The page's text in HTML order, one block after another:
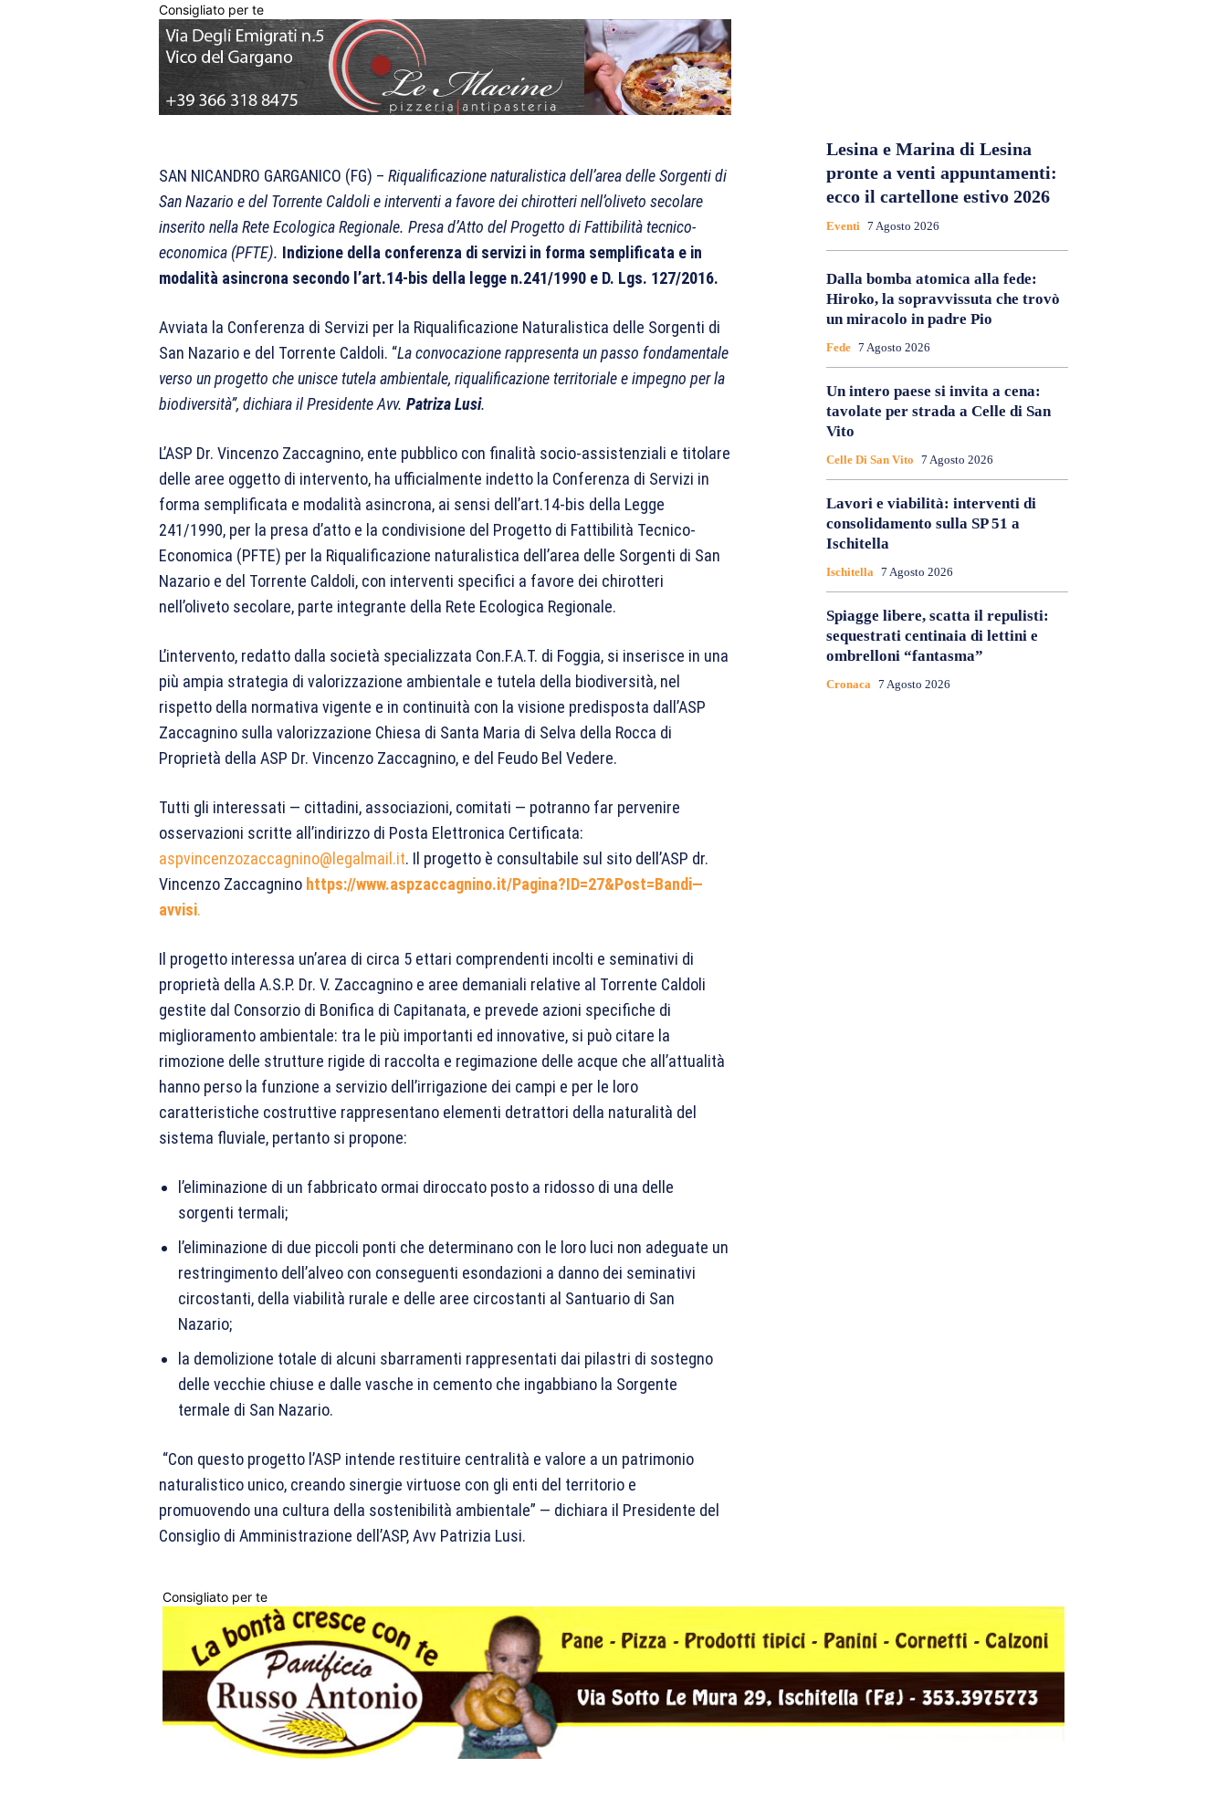
Consigliato per te
SAN NICANDRO GARGANICO (FG) – Riqualificazione naturalistica dell’area delle Sorgenti di
San Nazario e del Torrente Caldoli e interventi a favore dei chirotteri nell’oliveto secolare
inserito nella Rete Ecologica Regionale. Presa d’Atto del Progetto di Fattibilità tecnico-
economica (PFTE). Indizione della conferenza di servizi in forma semplificata e in
modalità asincrona secondo l’art.14-bis della legge n.241/1990 e D. Lgs. 127/2016.
Avviata la Conferenza di Servizi per la Riqualificazione Naturalistica delle Sorgenti di
San Nazario e del Torrente Caldoli. “La convocazione rappresenta un passo fondamentale
verso un progetto che unisce tutela ambientale, riqualificazione territoriale e impegno per la
biodiversità”, dichiara il Presidente Avv. Patriza Lusi.
L’ASP Dr. Vincenzo Zaccagnino, ente pubblico con finalità socio-assistenziali e titolare
delle aree oggetto di intervento, ha ufficialmente indetto la Conferenza di Servizi in
forma semplificata e modalità asincrona, ai sensi dell’art.14-bis della Legge
241/1990, per la presa d’atto e la condivisione del Progetto di Fattibilità Tecnico-
Economica (PFTE) per la Riqualificazione naturalistica dell’area delle Sorgenti di San
Nazario e del Torrente Caldoli, con interventi specifici a favore dei chirotteri
nell’oliveto secolare, parte integrante della Rete Ecologica Regionale.
L’intervento, redatto dalla società specializzata Con.F.A.T. di Foggia, si inserisce in una
più ampia strategia di valorizzazione ambientale e tutela della biodiversità, nel
rispetto della normativa vigente e in continuità con la visione predisposta dall’ASP
Zaccagnino sulla valorizzazione Chiesa di Santa Maria di Selva della Rocca di
Proprietà della ASP Dr. Vincenzo Zaccagnino, e del Feudo Bel Vedere.
Tutti gli interessati — cittadini, associazioni, comitati — potranno far pervenire
osservazioni scritte all’indirizzo di Posta Elettronica Certificata:
aspvincenzozaccagnino@legalmail.it. Il progetto è consultabile sul sito dell’ASP dr.
Vincenzo Zaccagnino https://www.aspzaccagnino.it/Pagina?ID=27&Post=Bandi—
avvisi.
Il progetto interessa un’area di circa 5 ettari comprendenti incolti e seminativi di
proprietà della A.S.P. Dr. V. Zaccagnino e aree demaniali relative al Torrente Caldoli
gestite dal Consorzio di Bonifica di Capitanata, e prevede azioni specifiche di
miglioramento ambientale: tra le più importanti ed innovative, si può citare la
rimozione delle strutture rigide di raccolta e regimazione delle acque che all’attualità
hanno perso la funzione a servizio dell’irrigazione dei campi e per le loro
caratteristiche costruttive rappresentano elementi detrattori della naturalità del
sistema fluviale, pertanto si propone:
l’eliminazione di un fabbricato ormai diroccato posto a ridosso di una delle
sorgenti termali;
l’eliminazione di due piccoli ponti che determinano con le loro luci non adeguate un
restringimento dell’alveo con conseguenti esondazioni a danno dei seminativi
circostanti, della viabilità rurale e delle aree circostanti al Santuario di San
Nazario;
la demolizione totale di alcuni sbarramenti rappresentati dai pilastri di sostegno
delle vecchie chiuse e dalle vasche in cemento che ingabbiano la Sorgente
termale di San Nazario.
“Con questo progetto l’ASP intende restituire centralità e valore a un patrimonio
naturalistico unico, creando sinergie virtuose con gli enti del territorio e
promuovendo una cultura della sostenibilità ambientale” — dichiara il Presidente del
Consiglio di Amministrazione dell’ASP, Avv Patrizia Lusi.
Lesina e Marina di Lesina
pronte a venti appuntamenti:
ecco il cartellone estivo 2026
Eventi 7 Agosto 2026
Dalla bomba atomica alla fede:
Hiroko, la sopravvissuta che trovò
un miracolo in padre Pio
Fede 7 Agosto 2026
Un intero paese si invita a cena:
tavolate per strada a Celle di San
Vito
Celle Di San Vito 7 Agosto 2026
Lavori e viabilità: interventi di
consolidamento sulla SP 51 a
Ischitella
Ischitella 7 Agosto 2026
Spiagge libere, scatta il repulisti:
sequestrati centinaia di lettini e
ombrelloni “fantasma”
Cronaca 7 Agosto 2026
Consigliato per te